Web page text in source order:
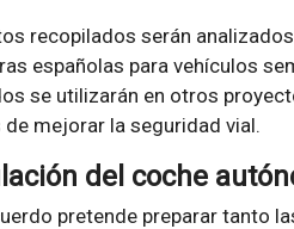
recopilados serán
españolas para vehículos
se utilizarán en otros
mejorar la seguridad vial.
del coche
pretende preparar tanto